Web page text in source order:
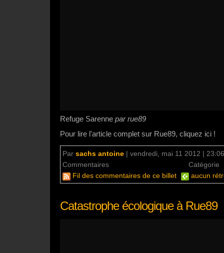
Refuge Sarenne par rue89
Pour lire l'article complet sur Rue89, cliquez ici !
Par sachs antoine | vendredi, mai 11 2012 | 23:06
Commentaires
Catégorie
Fil des commentaires de ce billet
aucun
Catastrophe écologique à Rue89